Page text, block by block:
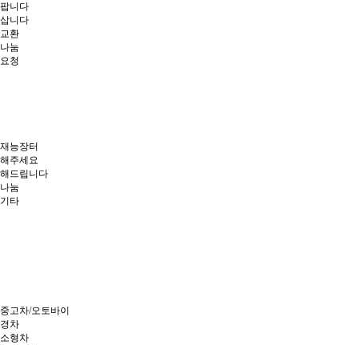
팝니다
삽니다
교환
나눔
요청
재능장터
해주세요
해드립니다
나눔
기타
중고차/오토바이
경차
소형차